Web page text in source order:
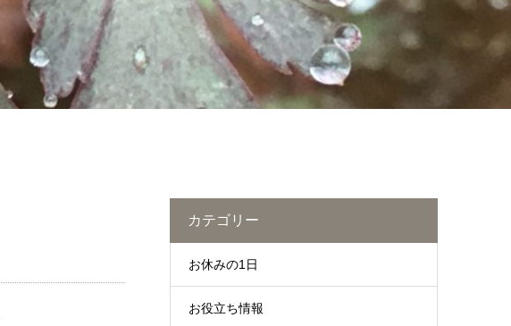
カテゴリー
お休みの1日
お役立ち情報